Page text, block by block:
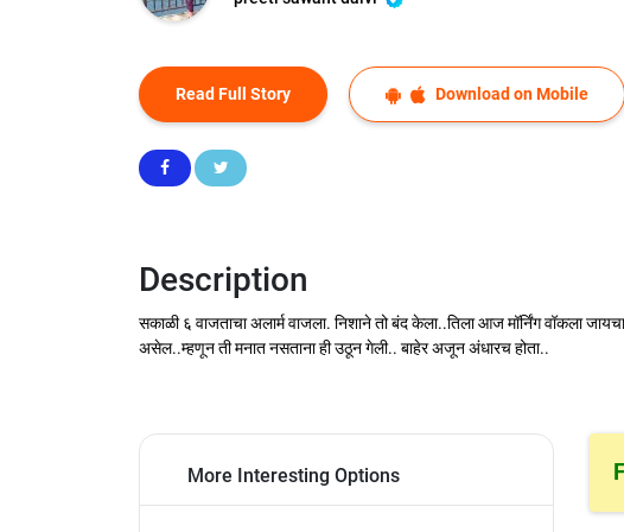
Read Full Story Download on Mobile
Description
सकाळी ६ वाजताचा अलार्म वाजला. निशाने तो बंद केला..तिला आज मॉर्निंग वॉकला
असेल..म्हणून ती मनात नसताना ही उठून गेली.. बाहेर अजून अंधारच होता..
More Interesting Options